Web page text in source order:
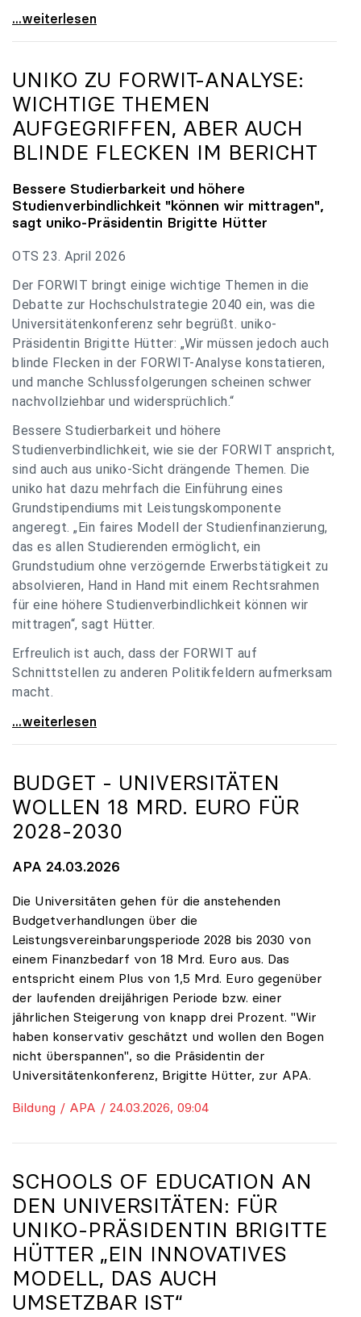
uniko zu Budgetverhandlungen: Universitäten sind
...weiterlesen
UNIKO ZU FORWIT-ANALYSE:
WICHTIGE THEMEN
AUFGEGRIFFEN, ABER AUCH
BLINDE FLECKEN IM BERICHT
Bessere Studierbarkeit und höhere
Studienverbindlichkeit "können wir mittragen",
sagt uniko-Präsidentin Brigitte Hütter
OTS 23. April 2026
Der FORWIT bringt einige wichtige Themen in die
Debatte zur Hochschulstrategie 2040 ein, was die
Universitätenkonferenz sehr begrüßt. uniko-
Präsidentin Brigitte Hütter: „Wir müssen jedoch auch
blinde Flecken in der FORWIT-Analyse konstatieren,
und manche Schlussfolgerungen scheinen schwer
nachvollziehbar und widersprüchlich.“
Bessere Studierbarkeit und höhere
Studienverbindlichkeit, wie sie der FORWIT anspricht,
sind auch aus uniko-Sicht drängende Themen. Die
uniko hat dazu mehrfach die Einführung eines
Grundstipendiums mit Leistungskomponente
angeregt. „Ein faires Modell der Studienfinanzierung,
das es allen Studierenden ermöglicht, ein
Grundstudium ohne verzögernde Erwerbstätigkeit zu
absolvieren, Hand in Hand mit einem Rechtsrahmen
für eine höhere Studienverbindlichkeit können wir
mittragen“, sagt Hütter.
Erfreulich ist auch, dass der FORWIT auf
Schnittstellen zu anderen Politikfeldern aufmerksam
macht.
uniko zu FORWIT-Analyse: Wichtige Themen
...weiterlesen
BUDGET - UNIVERSITÄTEN
WOLLEN 18 MRD. EURO FÜR
2028-2030
APA 24.03.2026
Die Universitäten gehen für die anstehenden
Budgetverhandlungen über die
Leistungsvereinbarungsperiode 2028 bis 2030 von
einem Finanzbedarf von 18 Mrd. Euro aus. Das
entspricht einem Plus von 1,5 Mrd. Euro gegenüber
der laufenden dreijährigen Periode bzw. einer
jährlichen Steigerung von knapp drei Prozent. "Wir
haben konservativ geschätzt und wollen den Bogen
nicht überspannen", so die Präsidentin der
Universitätenkonferenz, Brigitte Hütter, zur APA.
Bildung / APA / 24.03.2026, 09:04
SCHOOLS OF EDUCATION AN
DEN UNIVERSITÄTEN: FÜR
UNIKO-PRÄSIDENTIN BRIGITTE
HÜTTER „EIN INNOVATIVES
MODELL, DAS AUCH
UMSETZBAR IST“